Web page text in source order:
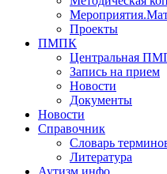
Проекты
ПМПК
Центральная
Запись на прием
Новости
Документы
Новости
Справочник
Словарь
Литература
Аутизм.инфо